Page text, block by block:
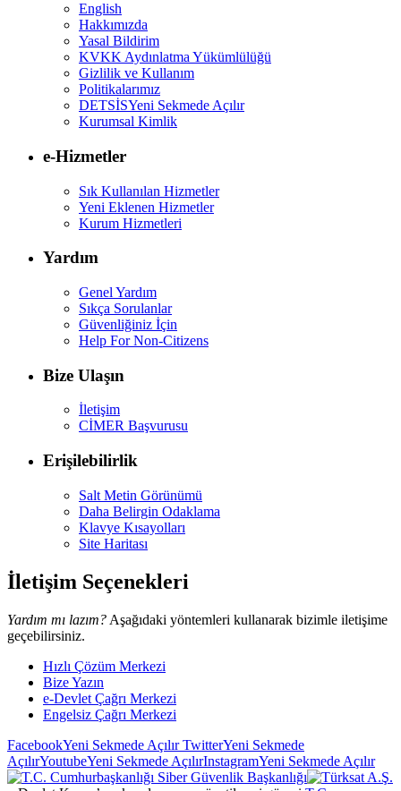
English
Hakkımızda
Yasal Bildirim
KVKK Aydınlatma Yükümlülüğü
Gizlilik ve Kullanım
Politikalarımız
DETSİSYeni Sekmede Açılır
Kurumsal Kimlik
e-Hizmetler
Sık Kullanılan Hizmetler
Yeni Eklenen Hizmetler
Kurum Hizmetleri
Yardım
Genel Yardım
Sıkça Sorulanlar
Güvenliğiniz İçin
Help For Non-Citizens
Bize Ulaşın
İletişim
CİMER Başvurusu
Erişilebilirlik
Salt Metin Görünümü
Daha Belirgin Odaklama
Klavye Kısayolları
Site Haritası
İletişim Seçenekleri
Yardım mı lazım? Aşağıdaki yöntemleri kullanarak bizimle iletişime
geçebilirsiniz.
Hızlı Çözüm Merkezi
Bize Yazın
e-Devlet Çağrı Merkezi
Engelsiz Çağrı Merkezi
FacebookYeni Sekmede AçılırTwitterYeni Sekmede
AçılırYoutubeYeni Sekmede AçılırInstagramYeni Sekmede Açılır